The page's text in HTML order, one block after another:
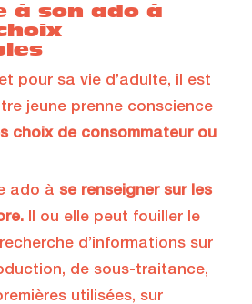
à son ado à
pour sa vie d’adulte, il est
jeune prenne conscience
choix de consommateur ou
ado à se renseigner sur les
Il ou elle peut fouiller le
d’informations sur
de sous-traitance,
utilisées, sur